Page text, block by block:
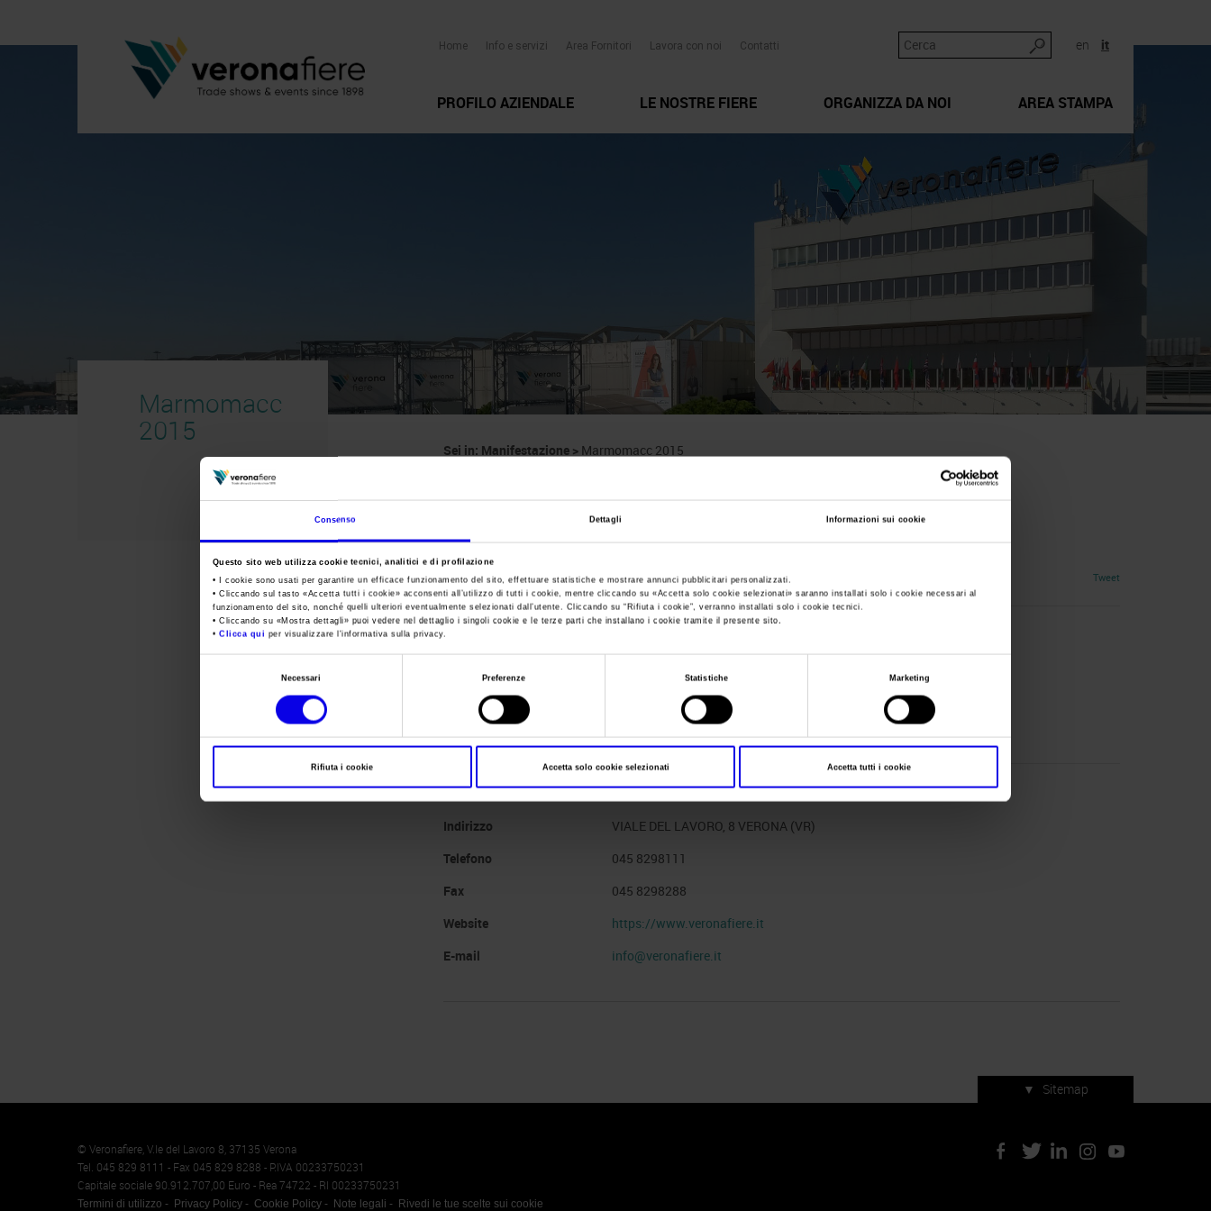
Consenso Dettagli Informazioni sui cookie
Questo sito web utilizza cookie tecnici, analitici e di profilazione
• I cookie sono usati per garantire un efficace funzionamento del sito, effettuare statistiche e mostrare annunci pubblicitari personalizzati.
• Cliccando sul tasto «Accetta tutti i cookie» acconsenti all’utilizzo di tutti i cookie, mentre cliccando su «Accetta solo cookie selezionati» saranno installati solo i cookie necessari al
funzionamento del sito, nonché quelli ulteriori eventualmente selezionati dall’utente. Cliccando su “Rifiuta i cookie”, verranno installati solo i cookie tecnici.
• Cliccando su «Mostra dettagli» puoi vedere nel dettaglio i singoli cookie e le terze parti che installano i cookie tramite il presente sito.
•Clicca qui per visualizzare l'informativa sulla privacy.
Necessari Preferenze Statistiche Marketing
Rifiuta i cookie Accetta solo cookie selezionati Accetta tutti i cookie
en it
Home Info e servizi Area Fornitori Lavora con noi Contatti
PROFILO AZIENDALE LE NOSTRE FIERE ORGANIZZA DA NOI AREA STAMPA
Marmomacc
2015
Sei in: Manifestazione> Marmomacc 2015
Marmomacc
Mostra internazionale di marmi, design e tecnologie
Tweet
Data
Website
http://www.marmomacc.com
E-mail
info@veronafiere.it
Segreteria organizzativa
VERONAFIERE
Indirizzo
VIALE DEL LAVORO, 8 VERONA (VR)
Telefono
045 8298111
Fax
045 8298288
Website
https://www.veronafiere.it
E-mail
info@veronafiere.it
▼ Sitemap
Memento Servizi di manifestazione
© Veronafiere, V.le del Lavoro 8, 37135 Verona
Tel. 045 829 8111 - Fax 045 829 8288 - P.IVA 00233750231
Capitale sociale 90.912.707,00 Euro - Rea 74722 - RI 00233750231
Termini di utilizzo Privacy Policy Cookie Policy Note legali Rivedi le tue scelte sui cookie